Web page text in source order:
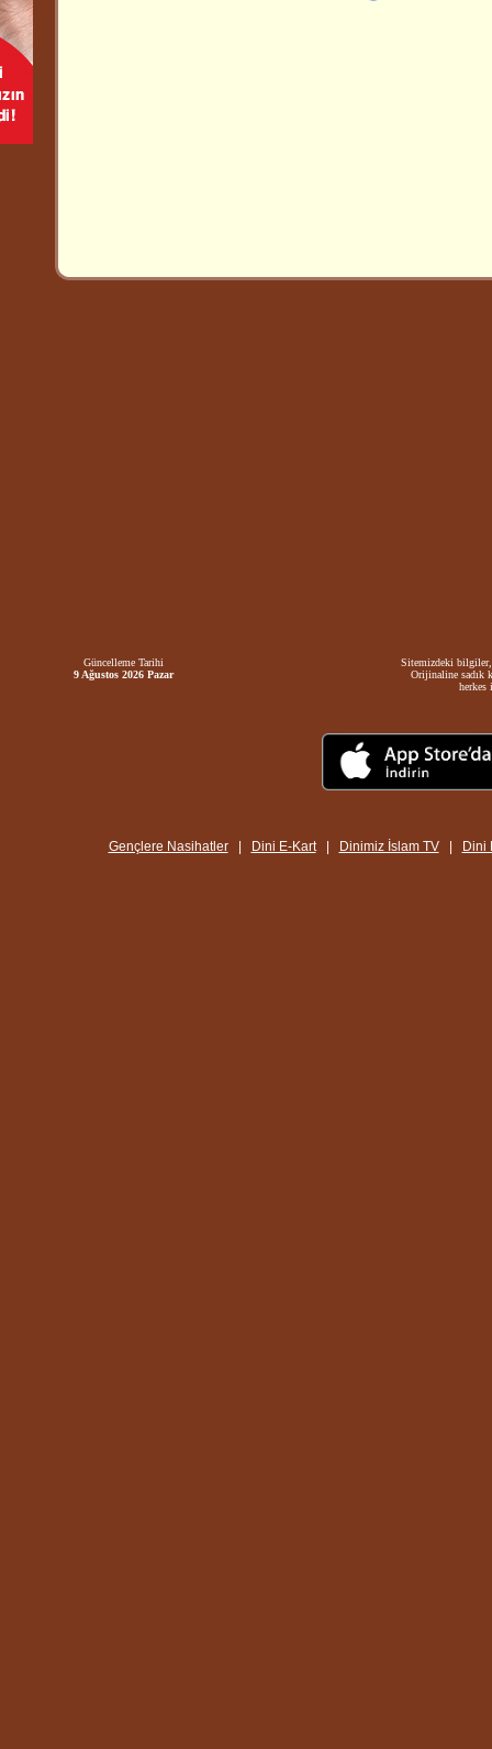
Güncelleme Tarihi
9 Ağustos 2026 Pazar
Sitemizdeki bilgiler,
Orijinaline sadık
herkes
Gençlere Nasihatler| Dini E-Kart| Dinimiz İslam TV| Dini